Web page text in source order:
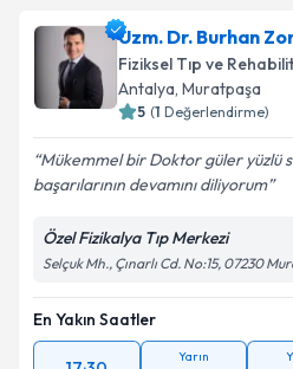
Uzm. Dr. Burhan
Fiziksel Tıp ve
Antalya, Muratpaşa
5 (1 Değerlendirme)
Mükemmel bir Doktor güler yüzlü
başarılarının devamını diliyorum
Özel Fizikalya Tıp Merkezi
Selçuk Mh., Çınarlı Cd. No:15, 07230
En Yakın Saatler
Yarın